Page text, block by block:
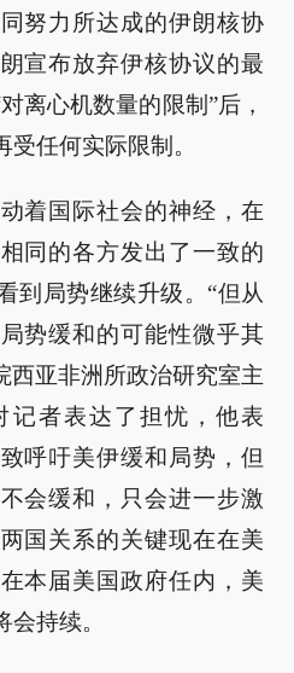
努力所达成的伊朗核协
宣布放弃伊核协议的最
离心机数量的限制”后，
任何实际限制。
着国际社会的神经，在
同的各方发出了一致的
到局势继续升级。“但从
势缓和的可能性微乎其
西亚非洲所政治研究室主
记者表达了担忧，他表
呼吁美伊缓和局势，但
会缓和，只会进一步激
国关系的关键现在在美
本届美国政府任内，美
持续。